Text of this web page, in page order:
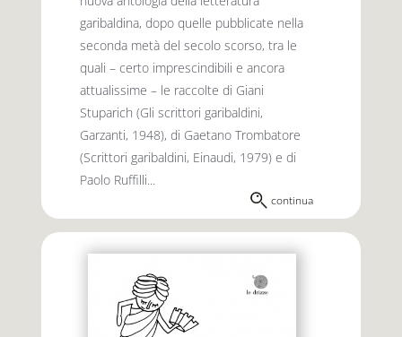
garibaldina, dopo quelle pubblicate nella
seconda metà del secolo scorso, tra le
quali – certo imprescindibili e ancora
attualissime – le raccolte di Giani
Stuparich (Gli scrittori garibaldini,
Garzanti, 1948), di Gaetano Trombatore
(Scrittori garibaldini, Einaudi, 1979) e di
Paolo Ruffilli...
continua